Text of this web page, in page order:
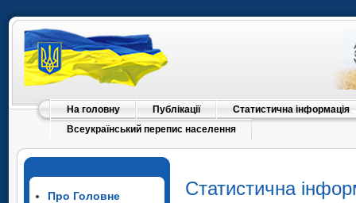
На головну Публікації
Статистична інформація
Всеукраїнський перепис населення
Про Головне
Статистична